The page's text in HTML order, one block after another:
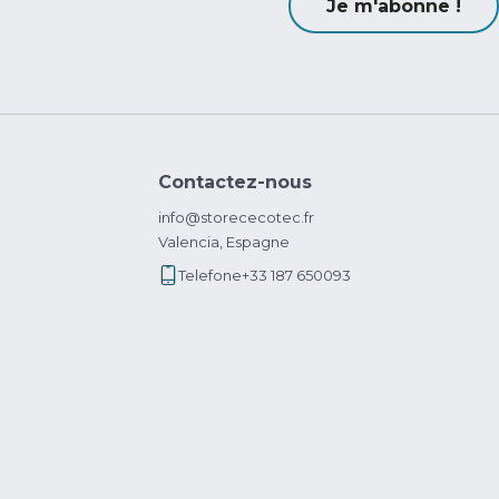
Je m'abonne !
Contactez-nous
info@storececotec.fr
Valencia, Espagne
Telefone+33 187 650093